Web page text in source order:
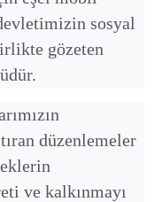
sosyal
gözeten
düzenlemeler
ve kalkınmayı